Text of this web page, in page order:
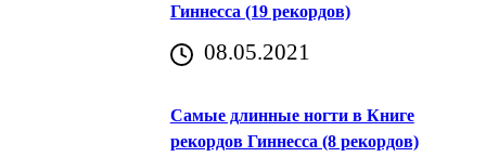
Гиннесса (19 рекордов)
08.05.2021
Самые длинные ногти в Книге
рекордов Гиннесса (8 рекордов)